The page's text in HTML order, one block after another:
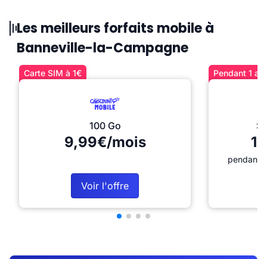
Les meilleurs forfaits mobile à
Banneville-la-Campagne
Carte SIM à 1€
100 Go
9,99€/mois
Voir l'offre
Pendant 1
pendant